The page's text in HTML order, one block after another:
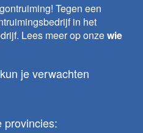
Tegen een
in het
Lees meer op onzewie
je verwachten
provincies: